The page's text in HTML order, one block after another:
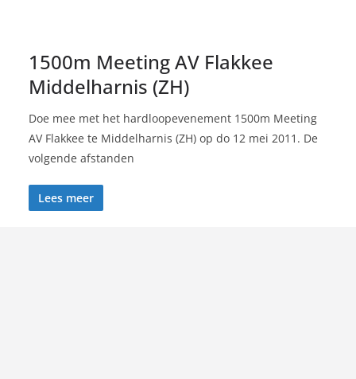
1500m Meeting AV Flakkee
Middelharnis (ZH)
Doe mee met het hardloopevenement 1500m Meeting
AV Flakkee te Middelharnis (ZH) op do 12 mei 2011. De
volgende afstanden
Lees meer